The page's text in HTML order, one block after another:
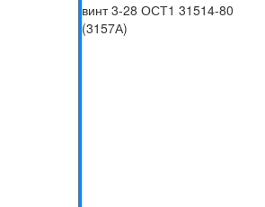
винт 3-28 ОСТ1 31514-80
(3157А)